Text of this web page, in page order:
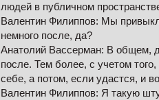
людей в публичном
Валентин Филиппов: Мы
немного после, да?
Анатолий Вассерман: В общем,
после. Тем более, с учетом
себе, а потом, если удастся, и
Валентин Филиппов: Я такую